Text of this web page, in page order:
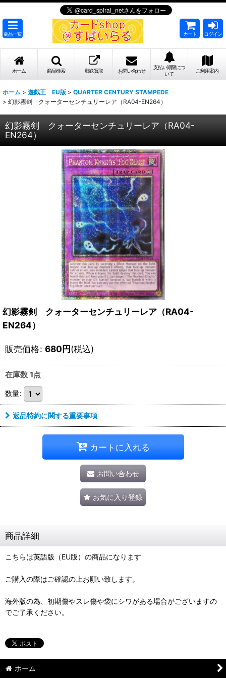
商品一覧 カート ログイン
ホーム 商品検索 郵送買取 お問い合わせ
支払い期限につ
いて
ご利用案内
ホーム > 遊戯王 EU版 > QUARTER CENTURY STAMPEDE
> 幻影霧剣 クォーターセンチュリーレア（RA04-EN264）
幻影霧剣 クォーターセンチュリーレア（RA04-
EN264）
幻影霧剣 クォーターセンチュリーレア（RA04-
EN264）
販売価格: 680円(税込)
在庫数 1点
数量:
返品特約に関する重要事項
カートに入れる
お問い合わせ
お気に入り登録
商品詳細
こちらは英語版（EU版）の商品になります
ご購入の際はご確認の上お願い致します。
海外版の為、初期傷やスレ傷や袋にシワがある場合がございますの
でご了承ください。
ホーム